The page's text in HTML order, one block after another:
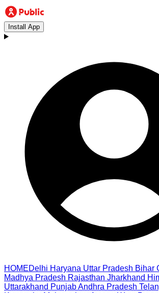
Install App
HOMEDelhi Haryana Uttar Pradesh Bihar
Madhya Pradesh Rajasthan Jharkhand
Uttarakhand PunjabAndhra Pradesh